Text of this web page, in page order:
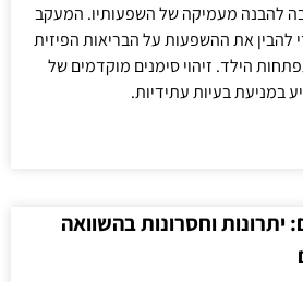
להבנה מעמיקה של השפעותיו. המעקב
להבין את ההשפעות על הבריאות הפיזית
הילד. זיהוי סימנים מוקדמים של
במניעת בעיות עתידיות.
יתרונות וחסרונות בהשוואה